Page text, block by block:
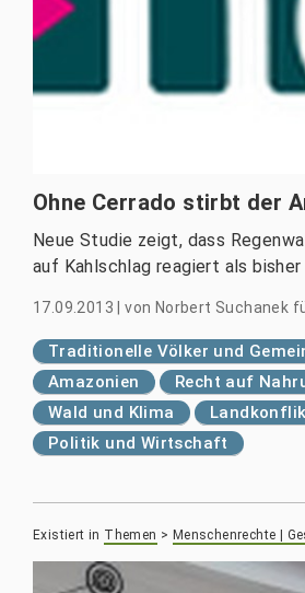
Ohne Cerrado stirbt der
Neue Studie zeigt, dass
auf Kahlschlag reagiert als bisher
17.09.2013 |von Norbert Suchanek
Traditionelle Völker und
Amazonien
Recht auf
Wald und Klima
Politik und Wirtschaft
Existiert in Themen > Menschenrechte |